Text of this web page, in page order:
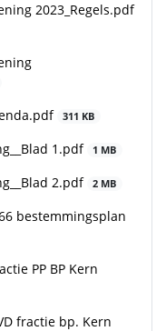
2023_Regels.pdf
311 KB
1.pdf 1 MB
2.pdf 2 MB
bestemmingsplan
PP BP Kern
fractie bp. Kern